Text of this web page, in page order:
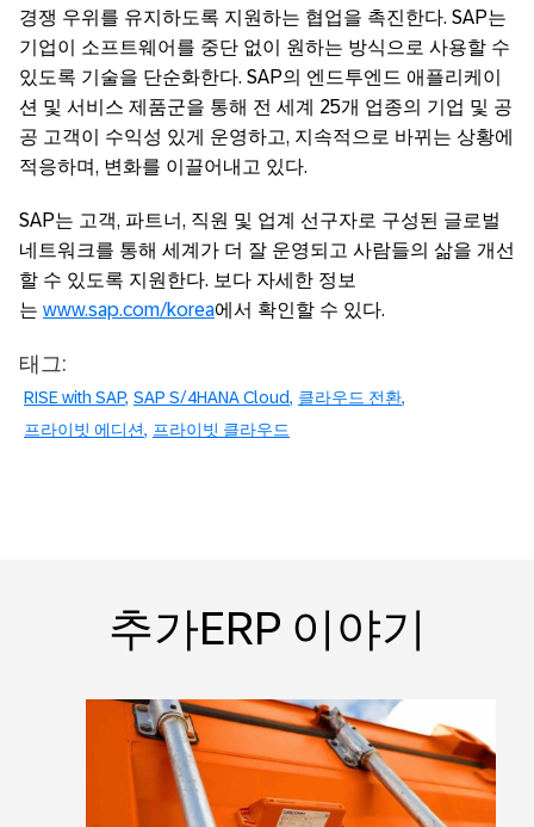
경쟁 우위를 유지하도록 지원하는 협업을 촉진한다. SAP는
기업이 소프트웨어를 중단 없이 원하는 방식으로 사용할 수
있도록 기술을 단순화한다. SAP의 엔드투엔드 애플리케이
션 및 서비스 제품군을 통해 전 세계 25개 업종의 기업 및 공
공 고객이 수익성 있게 운영하고, 지속적으로 바뀌는 상황에
적응하며, 변화를 이끌어내고 있다.
SAP는 고객, 파트너, 직원 및 업계 선구자로 구성된 글로벌
네트워크를 통해 세계가 더 잘 운영되고 사람들의 삶을 개선
할 수 있도록 지원한다. 보다 자세한 정보
는 www.sap.com/korea에서 확인할 수 있다.
태그:
RISE with SAP SAP S/4HANA Cloud
클라우드 전환
프라이빗 에디션
프라이빗 클라우드
추가ERP 이야기